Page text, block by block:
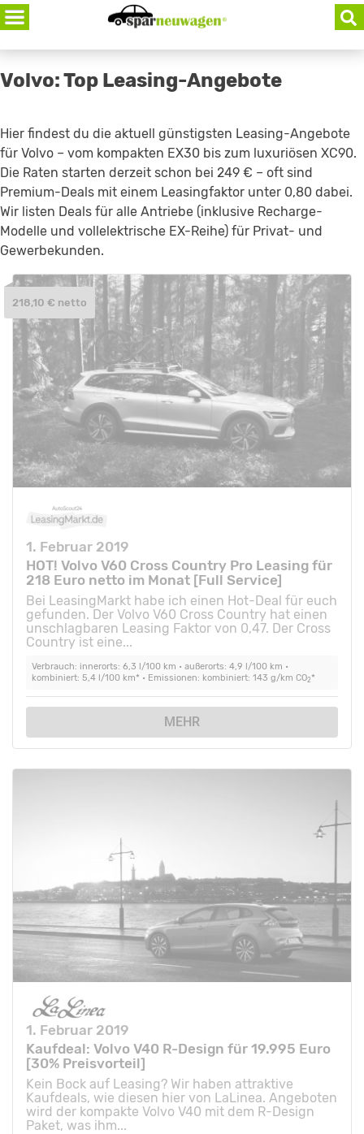
Skip
to
content
Volvo: Top Leasing-Angebote
Hier findest du die aktuell günstigsten Leasing-Angebote
für Volvo – vom kompakten EX30 bis zum luxuriösen XC90.
Die Raten starten derzeit schon bei 249 € – oft sind
Premium-Deals mit einem Leasingfaktor unter 0,80 dabei.
Wir listen Deals für alle Antriebe (inklusive Recharge-
Modelle und vollelektrische EX-Reihe) für Privat- und
Gewerbekunden.
1. Februar 2019
HOT! Volvo V60 Cross Country Pro Leasing für
218 Euro netto im Monat [Full Service]
Bei LeasingMarkt habe ich einen Hot-Deal für euch
gefunden. Der Volvo V60 Cross Country hat einen
unschlagbaren Leasing Faktor von 0,47. Der Cross
Country ist eine...
Verbrauch: innerorts: 6,3 l/100 km • außerorts: 4,9 l/100 km •
kombiniert: 5,4 l/100 km* • Emissionen: kombiniert: 143 g/km CO2*
MEHR
218,10 € netto
1. Februar 2019
Kaufdeal: Volvo V40 R-Design für 19.995 Euro
[30% Preisvorteil]
Kein Bock auf Leasing? Wir haben attraktive
Kaufdeals, wie diesen hier von LaLinea. Angeboten
wird der kompakte Volvo V40 mit dem R-Design
Paket, was ihm...